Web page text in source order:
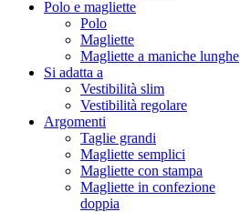
Polo e magliette
Polo
Magliette
Magliette a maniche lunghe
Si adatta a
Vestibilità slim
Vestibilità regolare
Argomenti
Taglie grandi
Magliette semplici
Magliette con stampa
Magliette in confezione
doppia